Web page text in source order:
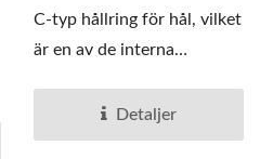
C-typ hållring för hål, vilket
är en av de interna
Detaljer